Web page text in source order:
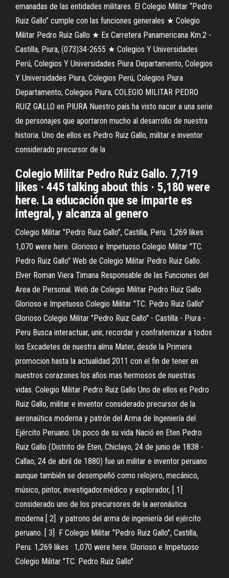
emanadas de las entidades militares. El Colegio Militar “Pedro
Ruiz Gallo” cumple con las funciones generales ★ Colegio
Militar Pedro Ruiz Gallo ★ Ex Carretera Panamericana Km.2 -
Castilla, Piura, (073)34-2655 ★ Colegios Y Universidades
Perú, Colegios Y Universidades Piura Departamento, Colegios
Y Universidades Piura, Colegios Perú, Colegios Piura
Departamento, Colegios Piura, COLEGIO MILITAR PEDRO
RUIZ GALLO en PIURA Nuestro país ha visto nacer a una serie
de personajes que aportaron mucho al desarrollo de nuestra
historia. Uno de ellos es Pedro Ruiz Gallo, militar e inventor
considerado precursor de la
Colegio Militar Pedro Ruiz Gallo. 7,719
likes · 445 talking about this · 5,180 were
here. La educación que se imparte es
integral, y alcanza al genero
Colegio Militar "Pedro Ruiz Gallo", Castilla, Peru. 1,269 likes ·
1,070 were here. Glorioso e Impetuoso Colegio Militar "TC.
Pedro Ruiz Gallo" Web de Colegio Militar Pedro Ruiz Gallo.
Elver Roman Viera Timana Responsable de las Funciones del
Area de Personal. Web de Colegio Militar Pedro Ruiz Gallo
Glorioso e Impetuoso Colegio Militar "TC. Pedro Ruiz Gallo"
Glorioso Colegio Militar "Pedro Ruiz Gallo" - Castilla - Piura -
Peru Busca interactuar, unir, recordar y confraternizar a todos
los Excadetes de nuestra alma Mater, desde la Primera
promocion hasta la actualidad 2011 con el fin de tener en
nuestros corazones los años mas hermosos de nuestras
vidas. Colegio Militar Pedro Ruiz Gallo Uno de ellos es Pedro
Ruiz Gallo, militar e inventor considerado precursor de la
aeronaútica moderna y patrón del Arma de Ingeniería del
Ejército Peruano. Un poco de su vida Nació en Eten Pedro
Ruiz Gallo (Distrito de Eten, Chiclayo, 24 de junio de 1838 -
Callao, 24 de abril de 1880) fue un militar e inventor peruano
aunque también se desempeñó como relojero, mecánico,
músico, pintor, investigador.médico y explorador, [ 1] ​
considerado uno de los precursores de la aeronáutica
moderna [ 2] ​ y patrono del arma de ingeniería del ejército
peruano. [ 3] ​ F Colegio Militar "Pedro Ruiz Gallo", Castilla,
Peru. 1,269 likes · 1,070 were here. Glorioso e Impetuoso
Colegio Militar "TC. Pedro Ruiz Gallo"